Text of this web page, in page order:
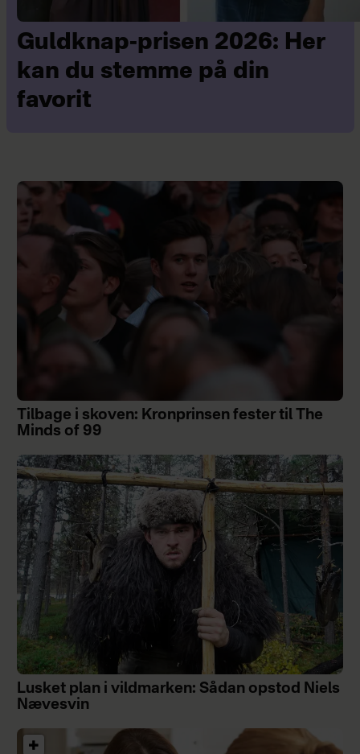
Guldknap-prisen 2026: Her
kan du stemme på din
favorit
Tilbage i skoven: Kronprinsen fester til The
Minds of 99
Lusket plan i vildmarken: Sådan opstod Niels
Nævesvin